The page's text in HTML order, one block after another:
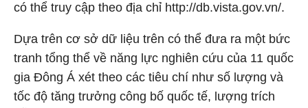
có thể truy cập theo địa chỉ http://db.vista.gov.vn/.
Dựa trên cơ sở dữ liệu trên có thể đưa ra một bức
tranh tổng thể về năng lực nghiên cứu của 11 quốc
gia Đông Á xét theo các tiêu chí như số lượng và
tốc độ tăng trưởng công bố quốc tế, lượng trích